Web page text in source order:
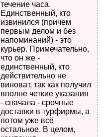
течение часа.
Единственный, кто
извинился (причем
первым делом и без
напоминаний) - это
курьер. Примечательно,
что он же -
единственный, кто
действительно не
виноват, так как получил
вполне четкие указания
- сначала - срочные
доставки в турфирмы, а
потом уже всё
остальное. В целом,